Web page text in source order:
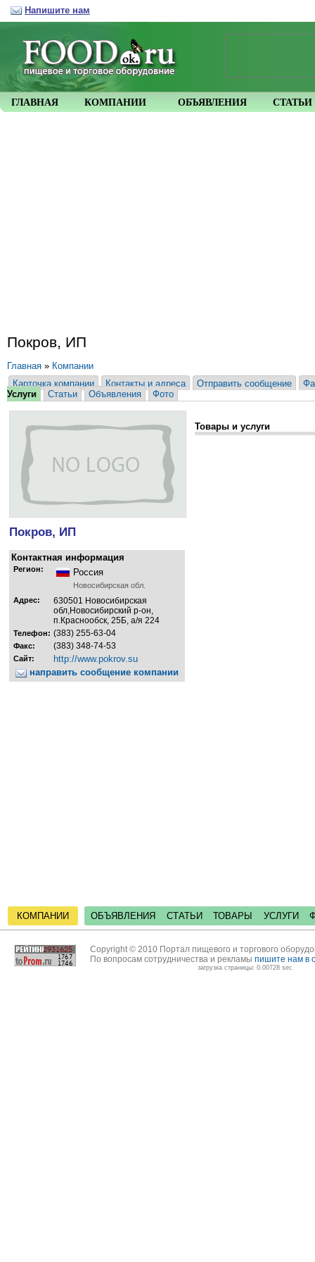
Покров, ИП
Главная » Компании
Карточка компании
Контакты и адреса Отправить сообщение
Услуги
Статьи Объявления Фото
Покров, ИП
Контактная информация
Регион: Россия
Новосибирская обл.
Адрес:
630501 Новосибирская
обл,Новосибирский р-он,
п.Краснообск, 25Б, а/я 224
Телефон: (383) 255-63-04
Факс: (383) 348-74-53
Сайт:
http://www.pokrov.su
направить сообщение компании
Товары и услуги
КОМПАНИИ ОБЪЯВЛЕНИЯ СТАТЬИ ТОВАРЫ УСЛУГИ
ГЛАВНАЯ КОМПАНИИ ОБЪЯВЛЕНИЯ СТАТЬИ
Напишите нам
Copyright © 2010 Портал пищевого и торгового
По вопросам сотрудничества и рекламы пишите нам в
загрузка страницы: 0.00728 sec